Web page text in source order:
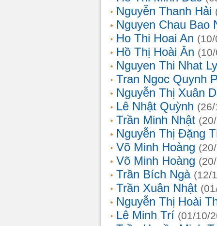
Nguyễn Thanh Hải
Nguyen Chau Bao
Ho Thi Hoai An
Hồ Thị Hoài Ân
Nguyen Thi Nhat Ly
Tran Ngoc Quynh
Nguyễn Thị Xuân
Lê Nhật Quỳnh
Trần Minh Nhật
Nguyễn Thị Đặng
Võ Minh Hoàng
Võ Minh Hoàng
Trần Bích Ngà (12/
Trần Xuân Nhật
Nguyễn Thị Hoài
Lê Minh Trí (01/10/